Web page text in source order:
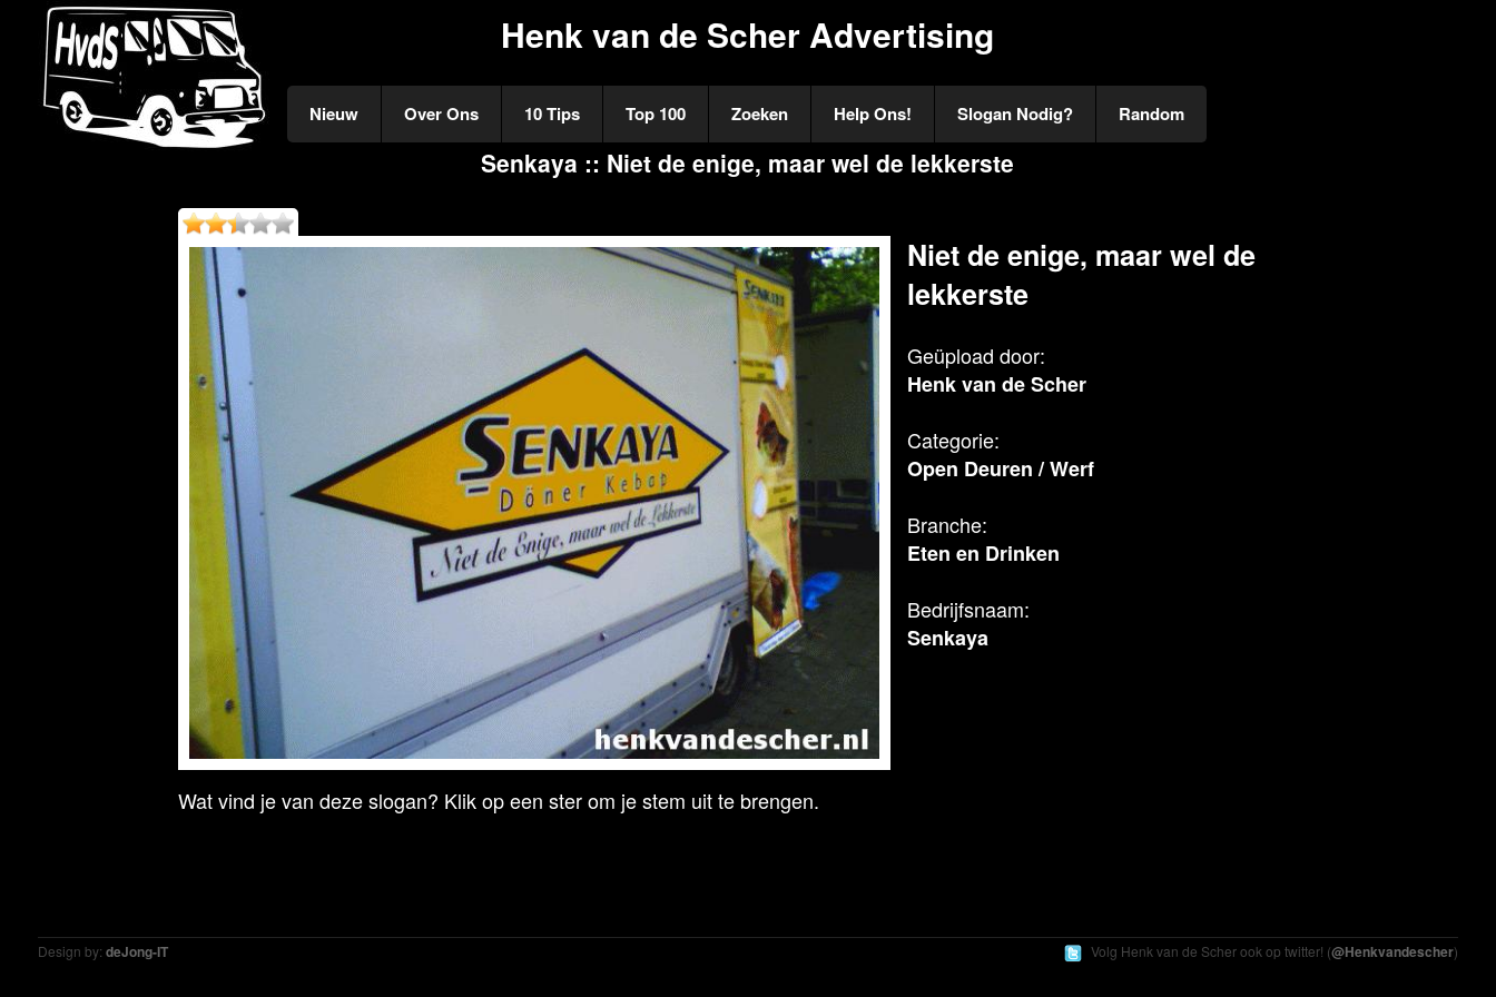
Henk van de Scher Advertising
Nieuw Over Ons 10 Tips Top 100 Zoeken Help Ons! Slogan Nodig? Random
Senkaya :: Niet de enige, maar wel de lekkerste
Niet de enige, maar wel de
lekkerste
Geüpload door:
Henk van de Scher
Categorie:
Open Deuren /Werf
Branche:
Eten en Drinken
Bedrijfsnaam:
Senkaya
Wat vind je van deze slogan? Klik op een ster om je stem uit te brengen.
Design by: deJong-IT Volg Henk van de Scherook op twitter! (@Henkvandescher)